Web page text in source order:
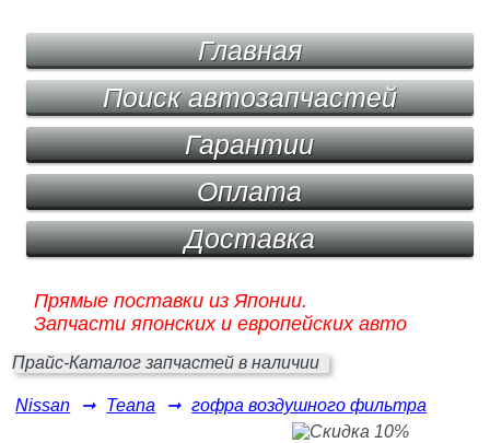
Главная
Поиск автозапчастей
Гарантии
Оплата
Доставка
Прямые поставки из Японии.
Запчасти японских и европейских авто
Прайс-Каталог запчастей в наличии
Nissan ➞ Teana ➞ гофра воздушного фильтра